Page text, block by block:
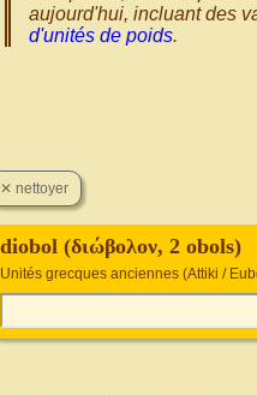
aujourd'hui, incluant des
d'unités de poids.
diobol (διώβολον, 2 obols)
Unités grecques anciennes (Attiki /